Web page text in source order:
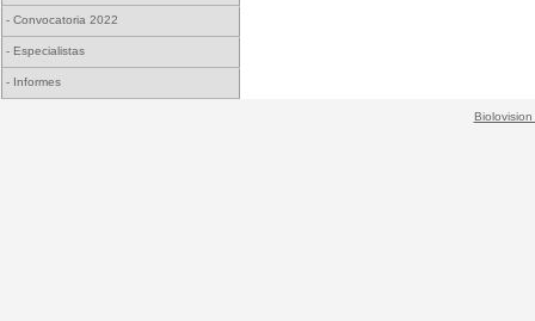
- Convocatoria 2022
- Especialistas
- Informes
Biolovision